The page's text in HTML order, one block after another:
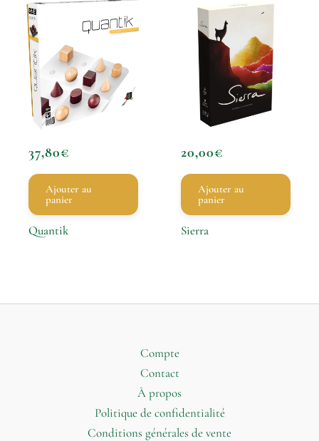
37,80€
Ajouter au
panier
Quantik
20,00€
Ajouter au
panier
Sierra
Compte
Contact
À propos
Politique de confidentialité
Conditions générales de vente